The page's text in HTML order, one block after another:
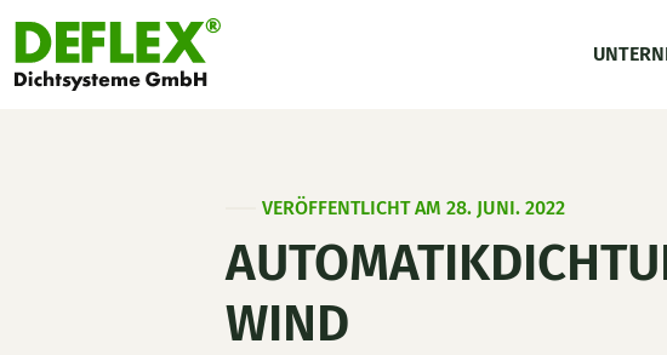
VERÖFFENTLICHT AM 28. JUNI. 2022
WIND